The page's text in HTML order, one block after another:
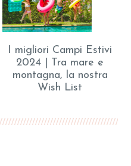
I migliori Campi Estivi
2024 | Tra mare e
montagna, la nostra
Wish List